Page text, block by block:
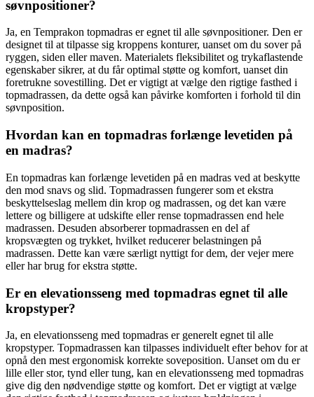
søvnpositioner?
Ja, en Temprakon topmadras er egnet til alle søvnpositioner. Den er
designet til at tilpasse sig kroppens konturer, uanset om du sover på
ryggen, siden eller maven. Materialets fleksibilitet og trykaflastende
egenskaber sikrer, at du får optimal støtte og komfort, uanset din
foretrukne sovestilling. Det er vigtigt at vælge den rigtige fasthed i
topmadrassen, da dette også kan påvirke komforten i forhold til din
søvnposition.
Hvordan kan en topmadras forlænge levetiden på
en madras?
En topmadras kan forlænge levetiden på en madras ved at beskytte
den mod snavs og slid. Topmadrassen fungerer som et ekstra
beskyttelseslag mellem din krop og madrassen, og det kan være
lettere og billigere at udskifte eller rense topmadrassen end hele
madrassen. Desuden absorberer topmadrassen en del af
kropsvægten og trykket, hvilket reducerer belastningen på
madrassen. Dette kan være særligt nyttigt for dem, der vejer mere
eller har brug for ekstra støtte.
Er en elevationsseng med topmadras egnet til alle
kropstyper?
Ja, en elevationsseng med topmadras er generelt egnet til alle
kropstyper. Topmadrassen kan tilpasses individuelt efter behov for at
opnå den mest ergonomisk korrekte soveposition. Uanset om du er
lille eller stor, tynd eller tung, kan en elevationsseng med topmadras
give dig den nødvendige støtte og komfort. Det er vigtigt at vælge